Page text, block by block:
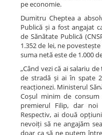
pe economie.
Dumitru Cheptea a
Publică și a fost angajat
de Sănătate Publică
1.352 de lei, ne
suma netă este de 1.000
„Când vezi că ai salariu
de stradă și ai în spate
reacționezi. Ministerul
Coșul minim de
premierul Filip, dar
Respectiv, ai două
nevoiți să ne angajăm
doar ca să ne putem